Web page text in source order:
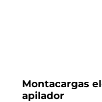
Montacargas
apilador